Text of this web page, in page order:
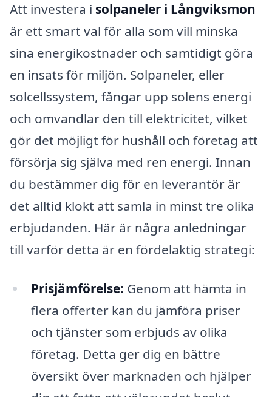
Att investera i solpaneler i Långviksmon
är ett smart val för alla som vill minska
sina energikostnader och samtidigt göra
en insats för miljön. Solpaneler, eller
solcellssystem, fångar upp solens energi
och omvandlar den till elektricitet, vilket
gör det möjligt för hushåll och företag att
försörja sig själva med ren energi. Innan
du bestämmer dig för en leverantör är
det alltid klokt att samla in minst tre olika
erbjudanden. Här är några anledningar
till varför detta är en fördelaktig strategi:
Prisjämförelse: Genom att hämta in
flera offerter kan du jämföra priser
och tjänster som erbjuds av olika
företag. Detta ger dig en bättre
översikt över marknaden och hjälper